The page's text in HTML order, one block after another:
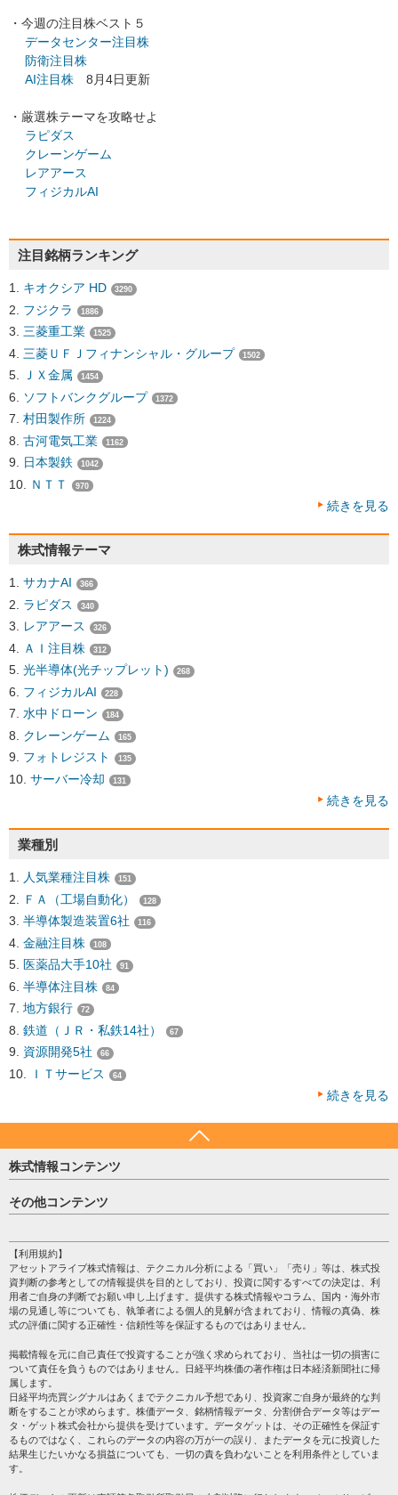
・今週の注目株ベスト５
データセンター注目株
防衛注目株
AI注目株 8月4日更新
・厳選株テーマを攻略せよ
ラピダス
クレーンゲーム
レアアース
フィジカルAI
注目銘柄ランキング
キオクシア HD 3290
フジクラ 1886
三菱重工業 1525
三菱ＵＦＪフィナンシャル・グループ 1502
ＪＸ金属 1454
ソフトバンクグループ 1372
村田製作所 1224
古河電気工業 1162
日本製鉄 1042
ＮＴＴ 970
続きを見る
株式情報テーマ
サカナAI 366
ラピダス 340
レアアース 326
ＡＩ注目株 312
光半導体(光チップレット) 268
フィジカルAI 228
水中ドローン 184
クレーンゲーム 165
フォトレジスト 135
サーバー冷却 131
続きを見る
業種別
人気業種注目株 151
ＦＡ（工場自動化） 128
半導体製造装置6社 116
金融注目株 108
医薬品大手10社 91
半導体注目株 84
地方銀行 72
鉄道（ＪＲ・私鉄14社） 67
資源開発5社 66
ＩＴサービス 64
続きを見る
株式情報コンテンツ
日経平均
売買シグナル
株テーマ情報
海外市況
投資カレンダー
格付け情報
その他コンテンツ
個人情報保護方針
プライバシーポリシー
会社案内
サイトマップ
過去データ
【利用規約】
アセットアライブ株式情報は、テクニカル分析による「買い」「売り」等は、株式投
資判断の参考としての情報提供を目的としており、投資に関するすべての決定は、利
用者ご自身の判断でお願い申し上げます。提供する株式情報やコラム、国内・海外市
場の見通し等についても、執筆者による個人的見解が含まれており、情報の真偽、株
式の評価に関する正確性・信頼性等を保証するものではありません。
掲載情報を元に自己責任で投資することが強く求められており、当社は一切の損害に
ついて責任を負うものではありません。日経平均株価の著作権は日本経済新聞社に帰
属します。
日経平均売買シグナルはあくまでテクニカル予想であり、投資家ご自身が最終的な判
断をすることが求めらます。株価データ、銘柄情報データ、分割併合データ等はデー
タ・ゲット株式会社から提供を受けています。データゲットは、その正確性を保証す
るものではなく、これらのデータの内容の万が一の誤り、またデータを元に投資した
結果生じたいかなる損益についても、一切の責を負わないことを利用条件としていま
す。